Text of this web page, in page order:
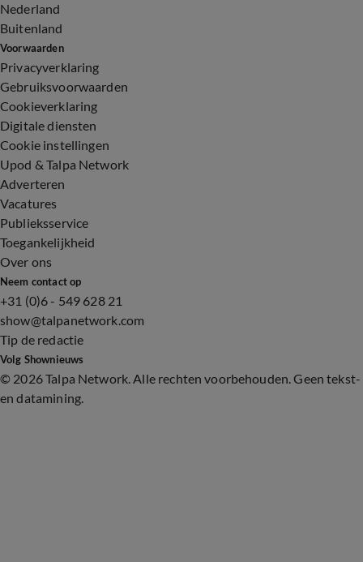
Nederland
Buitenland
Voorwaarden
Privacyverklaring
Gebruiksvoorwaarden
Cookieverklaring
Digitale diensten
Cookie instellingen
Upod & Talpa Network
Adverteren
Vacatures
Publieksservice
Toegankelijkheid
Over ons
Neem contact op
+31 (0)6 - 549 628 21
show@talpanetwork.com
Tip de redactie
Volg Shownieuws
© 2026 Talpa Network. Alle rechten voorbehouden. Geen tekst-
en datamining.